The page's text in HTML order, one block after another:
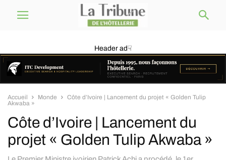
Header ad☟
Accueil Monde
Côte d’Ivoire | Lancement du projet « Golden Tulip
Akwaba »
Côte d’Ivoire | Lancement du
projet « Golden Tulip Akwaba »